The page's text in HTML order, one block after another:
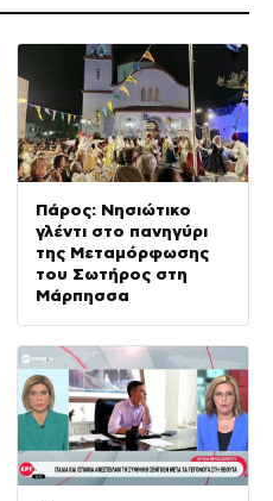
Πάρος: Νησιώτικο
γλέντι στο πανηγύρι
της Μεταμόρφωσης
του Σωτήρος στη
Μάρπησσα